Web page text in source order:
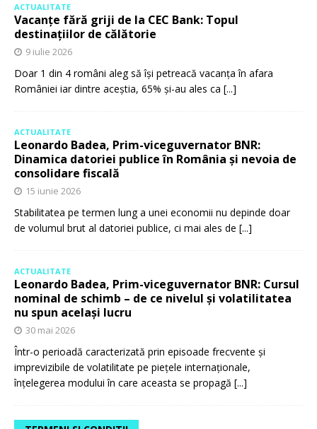
ACTUALITATE
Vacanțe fără griji de la CEC Bank: Topul
destinațiilor de călătorie
9 iulie 2026
Doar 1 din 4 români aleg să își petreacă vacanța în afara
României iar dintre aceștia, 65% și-au ales ca [...]
ACTUALITATE
Leonardo Badea, Prim-viceguvernator BNR:
Dinamica datoriei publice în România și nevoia de
consolidare fiscală
15 iunie 2026
Stabilitatea pe termen lung a unei economii nu depinde doar
de volumul brut al datoriei publice, ci mai ales de [...]
ACTUALITATE
Leonardo Badea, Prim-viceguvernator BNR: Cursul
nominal de schimb – de ce nivelul și volatilitatea
nu spun același lucru
30 mai 2026
Într-o perioadă caracterizată prin episoade frecvente și
imprevizibile de volatilitate pe piețele internaționale,
înțelegerea modului în care aceasta se propagă [...]